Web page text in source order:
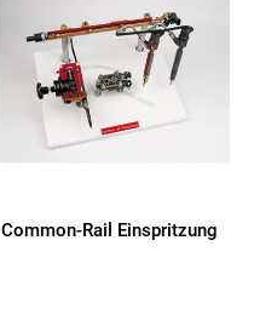
Common-Rail Einspritzung